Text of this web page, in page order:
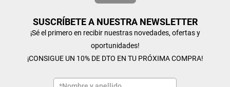
SUSCRÍBETE A NUESTRA NEWSLETTER
¡Sé el primero en recibir nuestras novedades, ofertas y
oportunidades!
¡CONSIGUE UN 10% DE DTO EN TU PRÓXIMA COMPRA!